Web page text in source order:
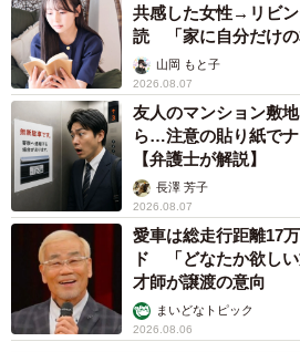
共感した女性→リビ
読 「家に自分だけの
山岡 もと子
2026.08.07
友人のマンション敷
ら…注意の貼り紙で
【弁護士が解説】
長澤 芳子
2026.08.07
愛車は総走行距離17
ド 「どなたか欲し
才師が譲渡の意向
まいどなトピック
2026.08.06